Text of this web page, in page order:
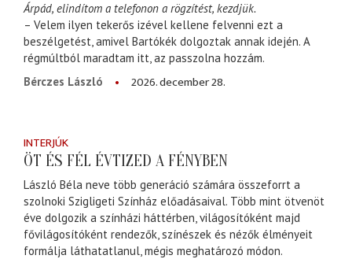
Árpád, elindítom a telefonon a rögzítést, kezdjük.
– Velem ilyen tekerős izével kellene felvenni ezt a
beszélgetést, amivel Bartókék dolgoztak annak idején. A
régmúltból maradtam itt, az passzolna hozzám.
Bérczes László
2026. december 28.
INTERJÚK
ÖT ÉS FÉL ÉVTIZED A FÉNYBEN
László Béla neve több generáció számára összeforrt a
szolnoki Szigligeti Színház előadásaival. Több mint ötvenöt
éve dolgozik a színházi háttérben, világosítóként majd
fővilágosítóként rendezők, színészek és nézők élményeit
formálja láthatatlanul, mégis meghatározó módon.